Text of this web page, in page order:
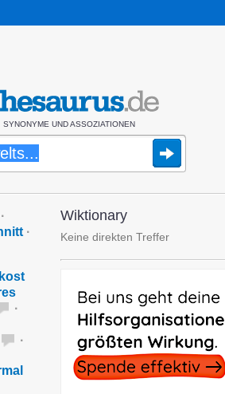
SYNONYME UND ASSOZIATIONEN
·
·
·
·
Wiktionary
Keine direkten Treffer